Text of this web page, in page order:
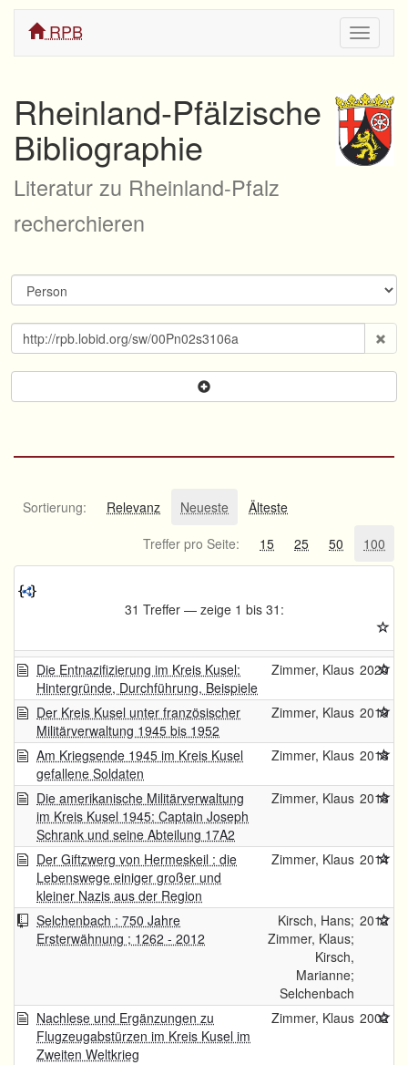
ein/
RPB
Rheinland-Pfälzische
Bibliographie
Literatur zu Rheinland-Pfalz
recherchieren
Sortierung: Relevanz Neueste
Älteste
Treffer pro Seite:
15 25 50 100
31 Treffer — zeige 1 bis 31:
Die Entnazifizierung im Kreis Kusel:
Hintergründe, Durchführung, Beispiele
Zimmer, Klaus 2020
Der Kreis Kusel unter französischer
Militärverwaltung 1945 bis 1952
Zimmer, Klaus 2019
Am Kriegsende 1945 im Kreis Kusel
gefallene Soldaten
Zimmer, Klaus 2018
Die amerikanische Militärverwaltung
im Kreis Kusel 1945: Captain Joseph
Schrank und seine Abteilung 17A2
Zimmer, Klaus 2018
Der Giftzwerg von Hermeskeil : die
Lebenswege einiger großer und
kleiner Nazis aus der Region
Zimmer, Klaus 2014
Selchenbach : 750 Jahre
Ersterwähnung ; 1262 - 2012
Kirsch, Hans;
Zimmer, Klaus;
Kirsch,
Marianne;
Selchenbach
2012
Nachlese und Ergänzungen zu
Flugzeugabstürzen im Kreis Kusel im
Zweiten Weltkrieg
Zimmer, Klaus 2002